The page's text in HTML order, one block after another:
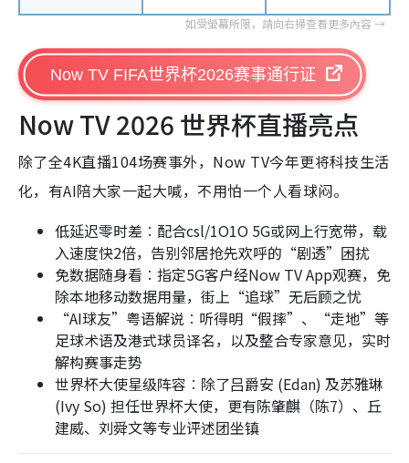
Now TV FIFA世界杯2026赛事通行证
Now TV 2026 世界杯直播亮点
除了全4K直播104场赛事外，Now TV今年更将科技生活
化，有AI陪大家一起大喊，不用怕一个人看球闷。
低延迟零时差︰配合csl/1O1O 5G或网上行宽带，载
入速度快2倍，告别邻居抢先欢呼的“剧透”困扰
免数据随身看︰指定5G客户经Now TV App观赛，免
除本地移动数据用量，街上“追球”无后顾之忧
“AI球友”粤语解说︰听得明“假摔”、“走地”等
足球术语及港式球员译名，以及整合专家意见，实时
解构赛事走势
世界杯大使星级阵容︰除了吕爵安 (Edan) 及苏雅琳
(Ivy So) 担任世界杯大使，更有陈肇麒（陈7）、丘
建威、刘舜文等专业评述团坐镇